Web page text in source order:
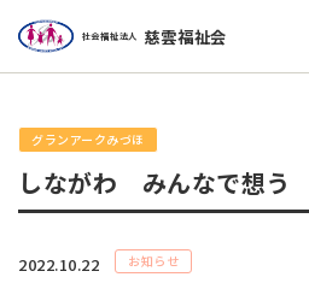
社会福祉法人 慈雲福祉会
グランアークみづほ
しながわ みんなで想う
2022.10.22 お知らせ